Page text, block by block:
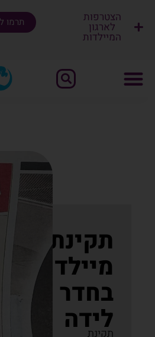
בְּאֲתָר
הצטרפות
לארגון
המיילדות
תרמו
תקינת
מיילדות
בחדר
לידה​
תקינת